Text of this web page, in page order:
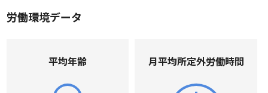
労働環境データ
平均年齢 ⽉平均所定外労働時間